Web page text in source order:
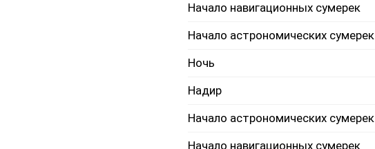
Начало навигационных сумерек
Начало астрономических сумерек
Ночь
Надир
Начало астрономических сумерек
Начало навигационных сумерек